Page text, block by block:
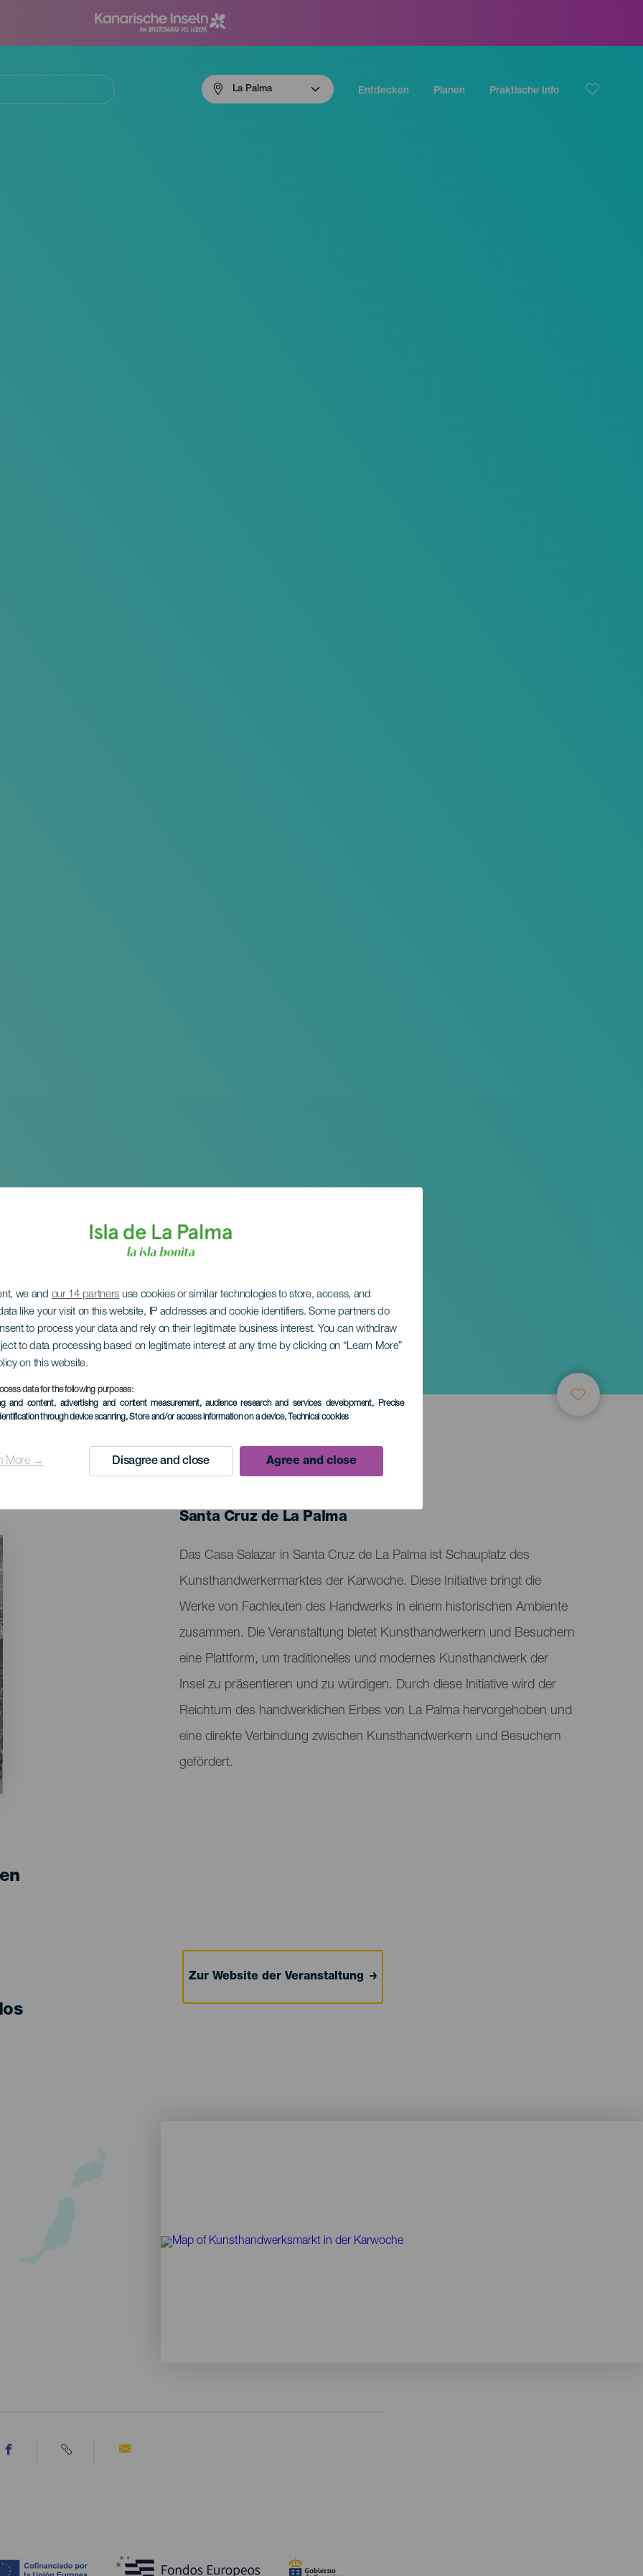
we and our 14 partners use cookies or similar technologies to store, access, and
like your visit on this website, IP addresses and cookie identifiers. Some partners do
to process your data and rely on their legitimate business interest. You can withdraw
to data processing based on legitimate interest at any time by clicking on “Learn More”
on this website.
data for the following purposes:
and content, advertising and content measurement, audience research and services development, Precise
through device scanning, Store and/or access information on a device, Technical cookies
More → Disagree and close Agree and close
La Palma Entdecken Planen Praktische Info
in der
VERGANGENE VERANSTALTUNG
Localidad
Santa Cruz de La Palma
Descripción
del
evento
Das Casa Salazar in Santa Cruz de La Palma ist Schauplatz des
Kunsthandwerkermarktes der Karwoche. Diese Initiative bringt die
Werke von Fachleuten des Handwerks in einem historischen Ambiente
zusammen. Die Veranstaltung bietet Kunsthandwerkern und Besuchern
eine Plattform, um traditionelles und modernes Kunsthandwerk der
Insel zu präsentieren und zu würdigen. Durch diese Initiative wird der
Reichtum des handwerklichen Erbes von La Palma hervorgehoben und
eine direkte Verbindung zwischen Kunsthandwerkern und Besuchern
gefördert.
Zur Website der Veranstaltung